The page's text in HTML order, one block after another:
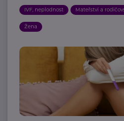
IVF, neplodnost Mateřství a
Žena